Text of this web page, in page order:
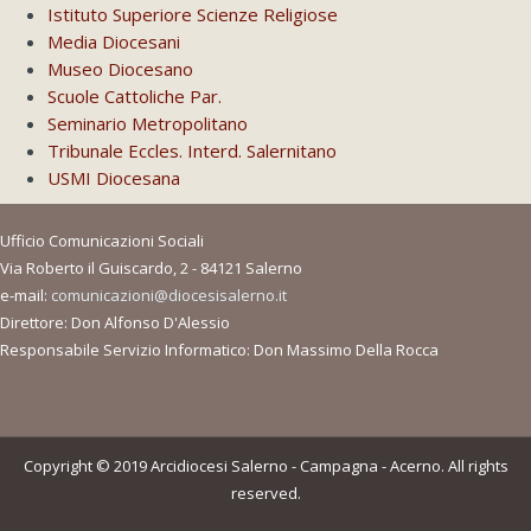
Istituto Superiore Scienze Religiose
Media Diocesani
Museo Diocesano
Scuole Cattoliche Par.
Seminario Metropolitano
Tribunale Eccles. Interd. Salernitano
USMI Diocesana
Ufficio Comunicazioni Sociali
Via Roberto il Guiscardo, 2 - 84121 Salerno
e-mail: comunicazioni@diocesisalerno.it
Direttore: Don Alfonso D'Alessio
Responsabile Servizio Informatico: Don Massimo Della Rocca
Copyright © 2019 Arcidiocesi Salerno - Campagna - Acerno. All rights
reserved.